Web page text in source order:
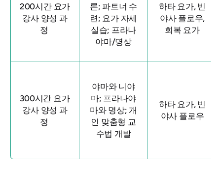
200시간 요가
강사 양성 과
정
론; 파트너 수
련; 요가 자세
실습; 프라나
야마/명상
하타 요가, 빈
야사 플로우,
회복 요가
300시간 요가
강사 양성 과
정
야마와 니야
마; 프라나야
마와 명상; 개
인 맞춤형 교
수법 개발
하타 요가, 빈
야사 플로우